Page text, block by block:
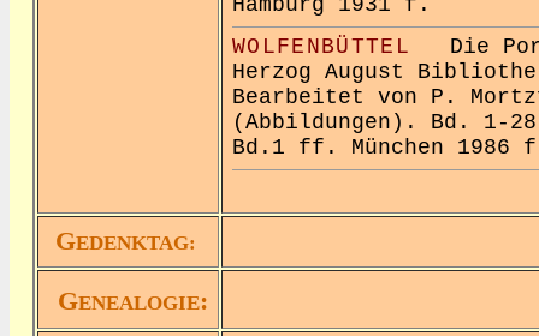
Hamburg 1931 f.
WOLFENBÜTTEL Die
Herzog August
Bearbeitet von P.
(Abbildungen). Bd. 1-
Bd.1 ff. München 1986
GEDENKTAG:
GENEALOGIE: